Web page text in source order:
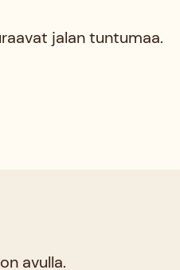
jalan tuntumaa.
avulla.